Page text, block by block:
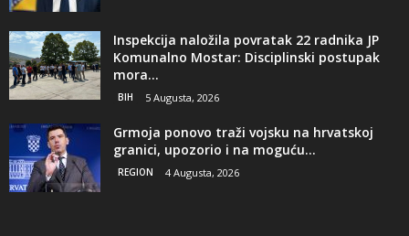
Inspekcija naložila povratak 22 radnika JP
Komunalno Mostar: Disciplinski postupak
mora...
BIH 5 Augusta, 2026
Grmoja ponovo traži vojsku na hrvatskoj
granici, upozorio i na moguću...
REGION 4 Augusta, 2026